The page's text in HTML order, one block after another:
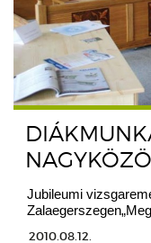
Jubileumi
2010.08.12.